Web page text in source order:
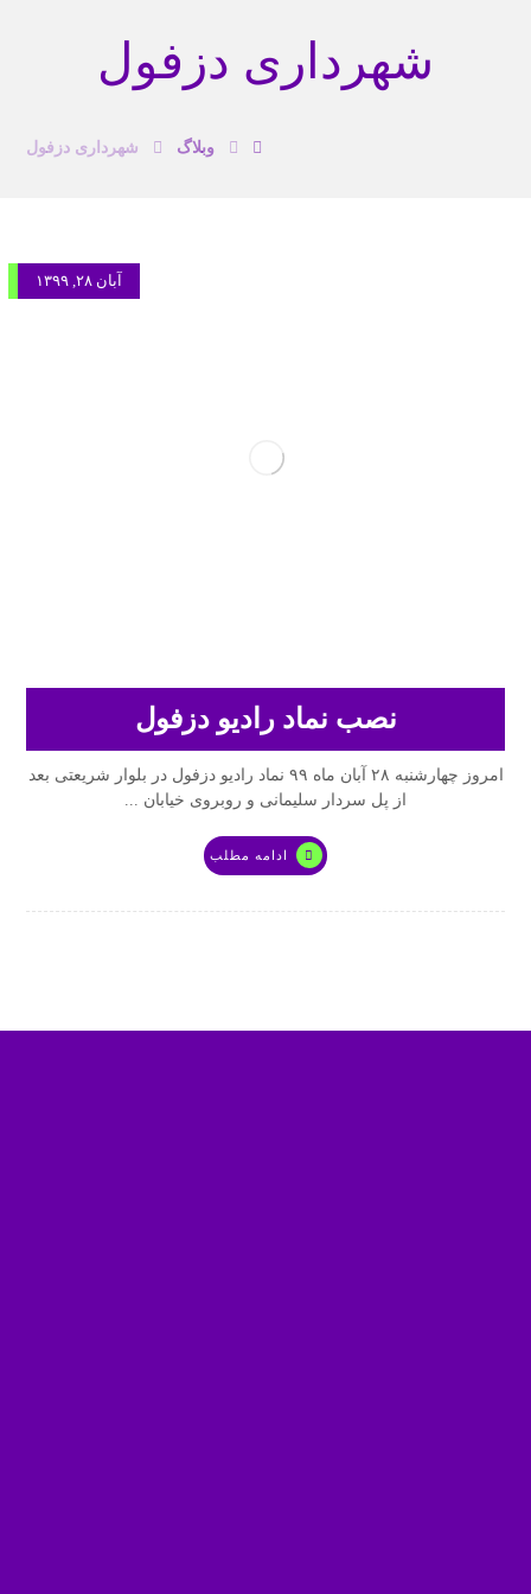
شهرداری دزفول
وبلاگ شهرداری دزفول
نصب نماد رادیو دزفول
آبان ۲۸, ۱۳۹۹
امروز چهارشنبه ۲۸ آبان ماه ۹۹ نماد رادیو دزفول در بلوار شریعتی بعد
از پل سردار سلیمانی و روبروی خیابان ...
ادامه مطلب